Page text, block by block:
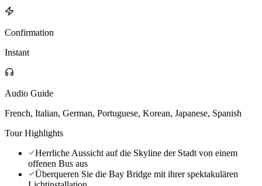
Confirmation
Instant
Audio Guide
French, Italian, German, Portuguese, Korean, Japanese, Spanish
Tour Highlights
Herrliche Aussicht auf die Skyline der Stadt von einem
offenen Bus aus
Überqueren Sie die Bay Bridge mit ihrer spektakulären